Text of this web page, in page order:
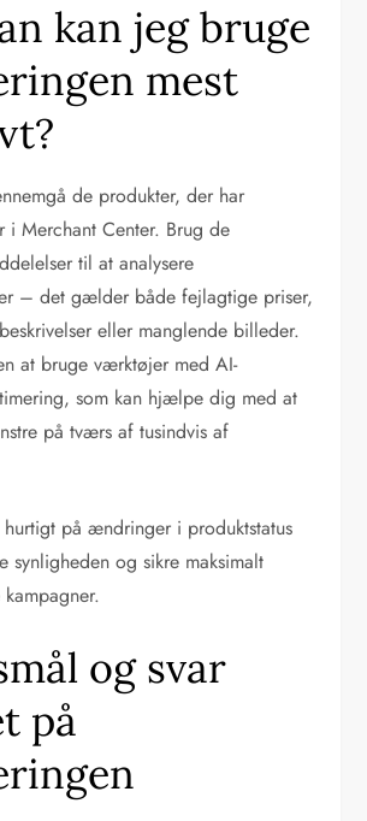
kan jeg bruge
mest
de produkter, der har
i Merchant Center. Brug de
til at analysere
– det gælder både fejlagtige priser,
eller manglende billeder.
at bruge værktøjer med AI-
som kan hjælpe dig med at
på tværs af tusindvis af
på ændringer i produktstatus
synligheden og sikre maksimalt
og svar
på